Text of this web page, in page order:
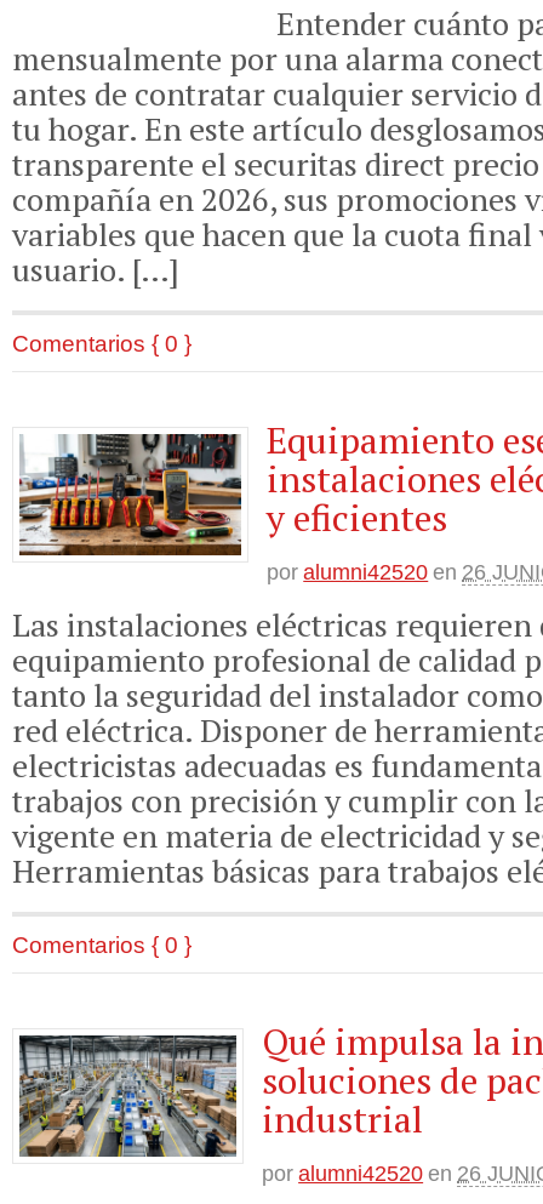
Entender cuánto
mensualmente por una alarma
antes de contratar cualquier servicio
tu hogar. En este artículo
transparente el securitas direct
compañía en 2026, sus promociones
variables que hacen que la cuota final
usuario. […]
Comentarios { 0 }
Equipamiento
instalaciones
y eficientes
por alumni42520 en 26
Las instalaciones eléctricas requieren
equipamiento profesional de calidad
tanto la seguridad del instalador
red eléctrica. Disponer de
electricistas adecuadas es
trabajos con precisión y cumplir con
vigente en materia de electricidad y
Herramientas básicas para trabajos
Comentarios { 0 }
Qué impulsa la
soluciones de
industrial
por alumni42520 en 26